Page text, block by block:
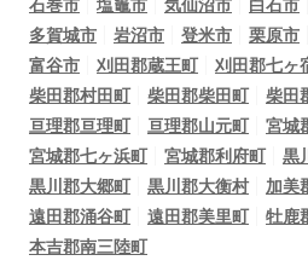
石巻市 塩竈市 気仙沼市 白石市
多賀城市
岩沼市 登米市 栗原市
富谷市
刈田郡蔵王町 刈田郡七ヶ
柴田郡村田町
柴田郡柴田町 柴田
亘理郡亘理町
亘理郡山元町
宮城
宮城郡七ヶ浜町
宮城郡利府町
黒
黒川郡大郷町
黒川郡大衡村 加美
遠田郡涌谷町
遠田郡美里町
牡鹿
本吉郡南三陸町